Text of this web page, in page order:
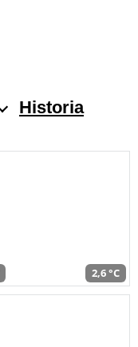
Historia
2,6 °C